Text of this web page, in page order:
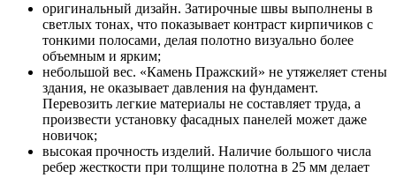
оригинальный дизайн. Затирочные швы выполнены в
светлых тонах, что показывает контраст кирпичиков с
тонкими полосами, делая полотно визуально более
объемным и ярким;
небольшой вес. «Камень Пражский» не утяжеляет стены
здания, не оказывает давления на фундамент.
Перевозить легкие материалы не составляет труда, а
произвести установку фасадных панелей может даже
новичок;
высокая прочность изделий. Наличие большого числа
ребер жесткости при толщине полотна в 25 мм делает